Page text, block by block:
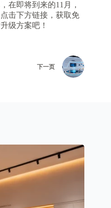
在即将到来的11月，
击下方链接，获取免
级方案吧！
下一页